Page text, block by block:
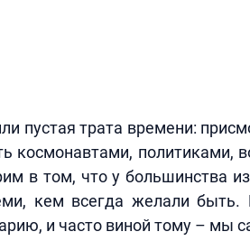
пустая трата времени:
космонавтами,
в том, что у большинства
кем всегда желали быть.
и часто виной тому – мы